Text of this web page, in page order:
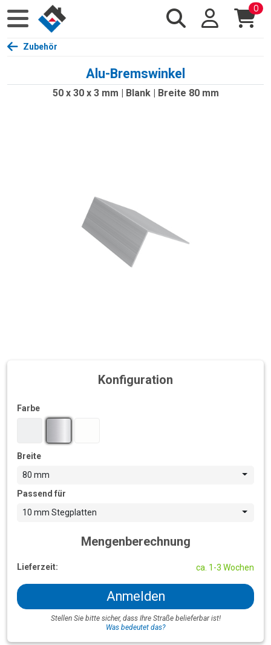
0
Zubehör
Alu-Bremswinkel
50 x 30 x 3 mm | Blank | Breite 80 mm
Konfiguration
Farbe
Breite
80 mm
Passend für
10 mm Stegplatten
Mengenberechnung
Lieferzeit: ca. 1-3 Wochen
Anmelden
Stellen Sie bitte sicher, dass Ihre Straße belieferbar ist!
Was bedeutet das?